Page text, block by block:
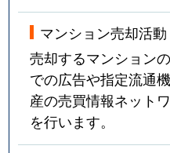
マンション売却活動
売却するマンション
での広告や指定流通
産の売買情報ネット
を行います。